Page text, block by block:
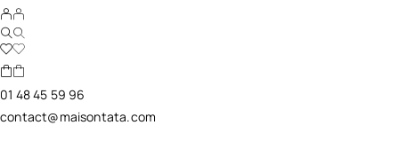
01 48 45 59 96
contact@maisontata.com